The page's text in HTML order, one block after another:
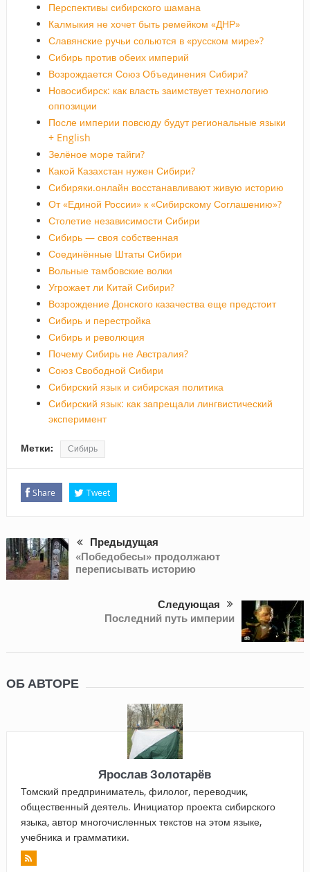
Перспективы сибирского шамана
Калмыкия не хочет быть ремейком «ДНР»
Славянские ручьи сольются в «русском мире»?
Сибирь против обеих империй
Возрождается Союз Объединения Сибири?
Новосибирск: как власть заимствует технологию
оппозиции
После империи повсюду будут региональные языки
+ English
Зелёное море тайги?
Какой Казахстан нужен Сибири?
Сибиряки.онлайн восстанавливают живую историю
От «Единой России» к «Сибирскому Соглашению»?
Столетие независимости Сибири
Сибирь — своя собственная
Соединённые Штаты Сибири
Вольные тамбовские волки
Угрожает ли Китай Сибири?
Возрождение Донского казачества еще предстоит
Сибирь и перестройка
Сибирь и революция
Почему Сибирь не Австралия?
Союз Свободной Сибири
Сибирский язык и сибирская политика
Сибирский язык: как запрещали лингвистический
эксперимент
Метки: Сибирь
Share Tweet
Предыдущая
«Победобесы» продолжают
переписывать историю
Следующая
Последний путь империи
ОБ АВТОРЕ
Ярослав Золотарёв
Томский предприниматель, филолог, переводчик,
общественный деятель. Инициатор проекта сибирского
языка, автор многочисленных текстов на этом языке,
учебника и грамматики.